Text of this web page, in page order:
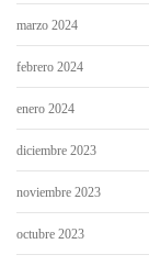
marzo 2024
febrero 2024
enero 2024
diciembre 2023
noviembre 2023
octubre 2023